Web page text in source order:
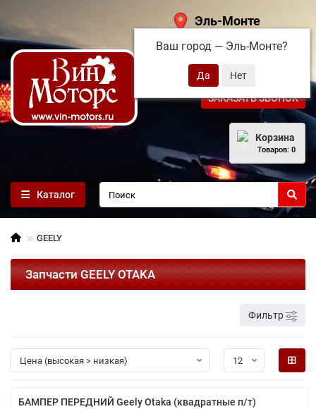
Эль-Монте
Ваш город — Эль-Монте?
+7 (495) 108-68-71
ЗАКАЗАТЬ ЗВОНОК
Корзина
Товаров: 0
Каталог
GEELY
Запчасти GEELY OTAKA
Фильтр
БАМПЕР ПЕРЕДНИЙ Geely Otaka (квадратные п/т)